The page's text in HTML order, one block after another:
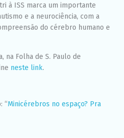
à ISS marca um importante
e a neurociência, com a
do cérebro humano e
na Folha de S. Paulo de
neste link.
“Minicérebros no espaço? Pra